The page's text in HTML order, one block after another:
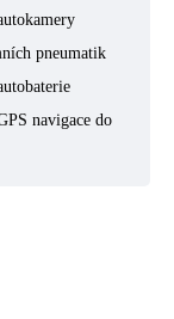
pneumatik
navigace do